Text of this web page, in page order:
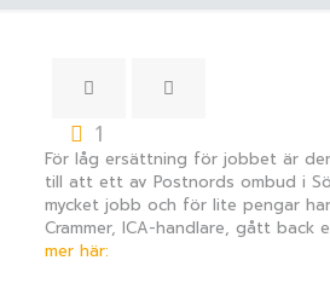
1
För låg ersättning för jobbet är
till att ett av Postnords ombud i
mycket jobb och för lite pengar
Crammer, ICA-handlare, gått back
mer här: